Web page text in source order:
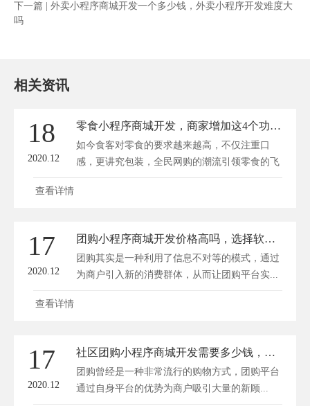
下一篇 | 外卖小程序商城开发一个多少钱，外卖小程序开发难度大
吗
相关资讯
18
2020.12
零食小程序商城开发，商家增加这4个功能回头客多50%
如今食客对零食的要求越来越高，不仅注重口
感，更讲究包装，全民网购的潮流引领零食的飞
速发...
查看详情
17
2020.12
团购小程序商城开发价格高吗，选择软件开发商的标准有哪些
团购其实是一种利用了信息不对等的模式，通过
为商户引入新的消费群体，从而让团购平台实...
查看详情
17
2020.12
社区团购小程序商城开发需要多少钱，社区团购特点是什么
团购曾经是一种非常流行的购物方式，团购平台
通过自身平台的优势为商户吸引大量的新顾...